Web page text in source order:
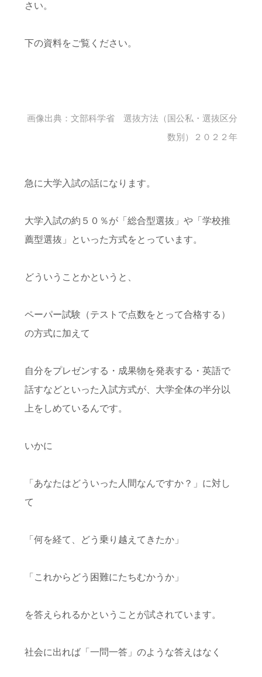
さい。
下の資料をご覧ください。
画像出典：文部科学省 選抜方法（国公私・選抜区分
数別）２０２２年
急に大学入試の話になります。
大学入試の約５０％が「総合型選抜」や「学校推
薦型選抜」といった方式をとっています。
どういうことかというと、
ペーパー試験（テストで点数をとって合格する）
の方式に加えて
自分をプレゼンする・成果物を発表する・英語で
話すなどといった入試方式が、大学全体の半分以
上をしめているんです。
いかに
「あなたはどういった人間なんですか？」に対し
て
「何を経て、どう乗り越えてきたか」
「これからどう困難にたちむかうか」
を答えられるかということが試されています。
社会に出れば「一問一答」のような答えはなく